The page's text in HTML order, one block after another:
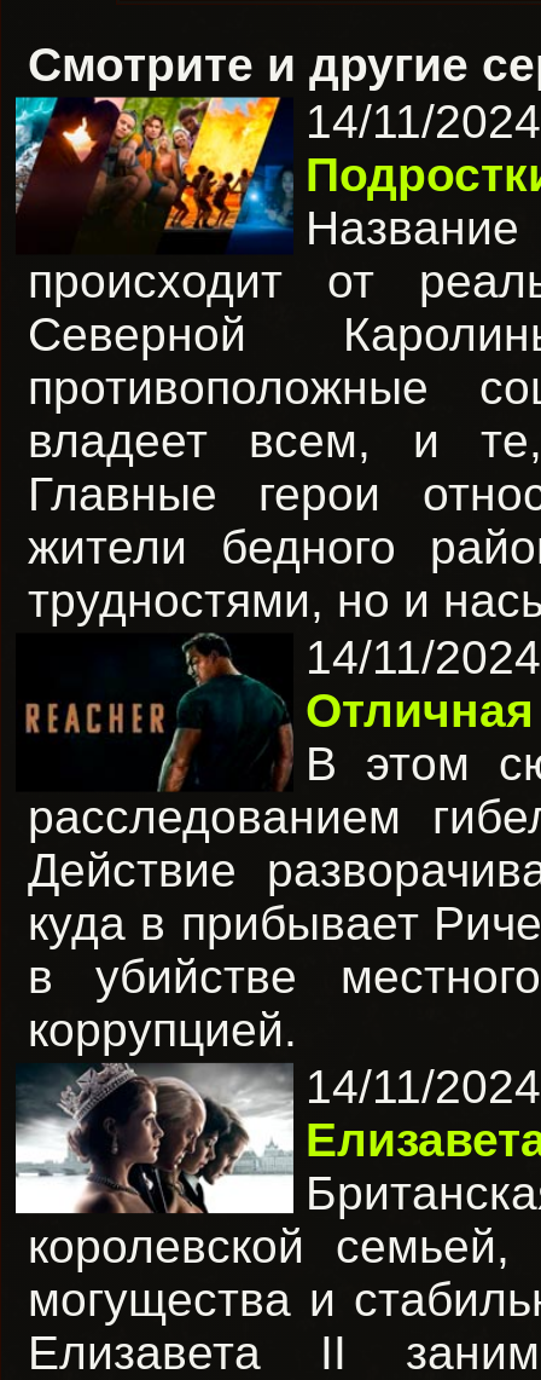
Смотрите и другие
14/11/
происходит от
Северной
противоположные
владеет всем, и
Главные герои
жители бедного
трудностями, но и
14/11/
В этом
расследованием
Действие
куда в прибывает
в убийстве
коррупцией.
14/11/
королевской
могущества и
Елизавета II